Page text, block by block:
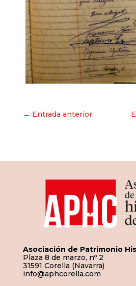
Navegación
← Entrada anterior
Asociación de Patrimonio
Plaza 8 de marzo, nº 2
31591 Corella (Navarra)
info@aphcorella.com